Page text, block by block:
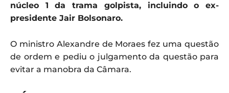
núcleo 1 da trama golpista, incluindo o ex-
presidente Jair Bolsonaro.
O ministro Alexandre de Moraes fez uma questão
de ordem e pediu o julgamento da questão para
evitar a manobra da Câmara.